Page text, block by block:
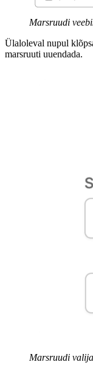
Marsruudi
Ülaloleval nupul
marsruuti uuendada.
Marsruudi